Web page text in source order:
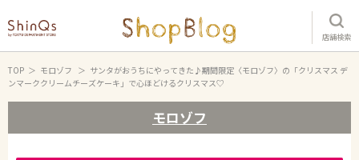
店舗検索
TOP モロゾフ
サンタがおうちにやってきた♪期間限定〈モロゾフ〉の「クリスマス デ
ンマーククリームチーズケーキ」で心ほどけるクリスマス♡
モロゾフ